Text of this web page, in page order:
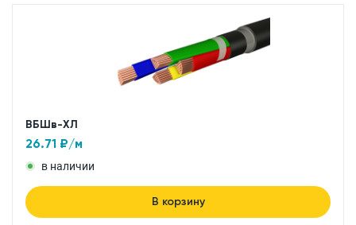
ВБШв-ХЛ
26.71 ₽/м
в наличии
В корзину